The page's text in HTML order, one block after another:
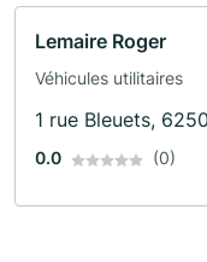
Lemaire Roger
Véhicules utilitaires
1 rue Bleuets,
0.0 (0)